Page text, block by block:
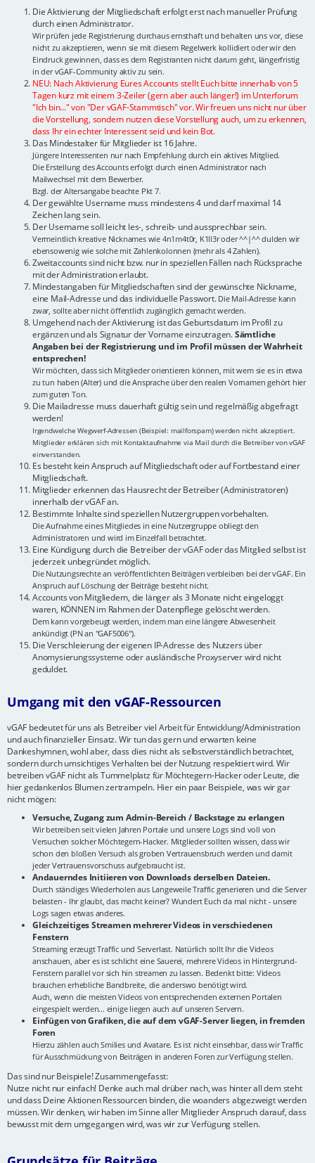
Die Aktivierung der Mitgliedschaft erfolgt erst nach manueller Prüfung
durch einen Administrator.
Wir prüfen jede Registrierung durchaus ernsthaft und behalten uns vor, diese
nicht zu akzeptieren, wenn sie mit diesem Regelwerk kollidiert oder wir den
Eindruck gewinnen, dass es dem Registranten nicht darum geht, längerfristig
in der vGAF-Community aktiv zu sein.
NEU: Nach Aktivierung Eures Accounts stellt Euch bitte innerhalb von 5
Tagen kurz mit einem 3-Zeiler (gern aber auch länger!) im Unterforum
"Ich bin..." von "Der vGAF-Stammtisch" vor. Wir freuen uns nicht nur über
die Vorstellung, sondern nutzen diese Vorstellung auch, um zu erkennen,
dass Ihr ein echter Interessent seid und kein Bot.
Das Mindestalter für Mitglieder ist 16 Jahre.
Jüngere Interessenten nur nach Empfehlung durch ein aktives Mitglied.
Die Erstellung des Accounts erfolgt durch einen Administrator nach
Mailwechsel mit dem Bewerber.
Bzgl. der Altersangabe beachte Pkt 7.
Der gewählte Username muss mindestens 4 und darf maximal 14
Zeichen lang sein.
Der Username soll leicht les-, schreib- und aussprechbar sein.
Vermeintlich kreative Nicknames wie 4n1m4t0r, K1ll3r oder ^^|^^ dulden wir
ebensowenig wie solche mit Zahlenkolonnen (mehr als 4 Zahlen).
Zweitaccounts sind nicht bzw. nur in speziellen Fällen nach Rücksprache
mit der Administration erlaubt.
Mindestangaben für Mitgliedschaften sind der gewünschte Nickname,
eine Mail-Adresse und das individuelle Passwort. Die Mail-Adresse kann
zwar, sollte aber nicht öffentlich zugänglich gemacht werden.
Umgehend nach der Aktivierung ist das Geburtsdatum im Profil zu
ergänzen und als Signatur der Vorname einzutragen.Sämtliche
Angaben bei der Registrierung und im Profil müssen der Wahrheit
entsprechen!
Wir möchten, dass sich Mitglieder orientieren können, mit wem sie es in etwa
zu tun haben (Alter) und die Ansprache über den realen Vornamen gehört hier
zum guten Ton.
Die Mailadresse muss dauerhaft gültig sein und regelmäßig abgefragt
werden!
Irgendwelche Wegwerf-Adressen (Beispiel: mailforspam) werden nicht akzeptiert.
Mitglieder erklären sich mit Kontaktaufnahme via Mail durch die Betreiber von vGAF
einverstanden.
Es besteht kein Anspruch auf Mitgliedschaft oder auf Fortbestand einer
Mitgliedschaft.
Mitglieder erkennen das Hausrecht der Betreiber (Administratoren)
innerhalb der vGAF an.
Bestimmte Inhalte sind speziellen Nutzergruppen vorbehalten.
Die Aufnahme eines Mitgliedes in eine Nutzergruppe obliegt den
Administratoren und wird im Einzelfall betrachtet.
Eine Kündigung durch die Betreiber der vGAF oder das Mitglied selbst ist
jederzeit unbegründet möglich.
Die Nutzungsrechte an veröffentlichten Beiträgen verbleiben bei der vGAF. Ein
Anspruch auf Löschung der Beiträge besteht nicht.
Accounts von Mitgliedern, die länger als 3 Monate nicht eingeloggt
waren, KÖNNEN im Rahmen der Datenpflege gelöscht werden.
Dem kann vorgebeugt werden, indem man eine längere Abwesenheit
ankündigt (PN an "GAF5006").
Die Verschleierung der eigenen IP-Adresse des Nutzers über
Anomysierungssysteme oder ausländische Proxyserver wird nicht
geduldet.
Umgang mit den vGAF-Ressourcen
vGAF bedeutet für uns als Betreiber viel Arbeit für Entwicklung/Administration
und auch finanzieller Einsatz. Wir tun das gern und erwarten keine
Dankeshymnen, wohl aber, dass dies nicht als selbstverständlich betrachtet,
sondern durch umsichtiges Verhalten bei der Nutzung respektiert wird. Wir
betreiben vGAF nicht als Tummelplatz für Möchtegern-Hacker oder Leute, die
hier gedankenlos Blumen zertrampeln. Hier ein paar Beispiele, was wir gar
nicht mögen:
Versuche, Zugang zum Admin-Bereich / Backstage zu erlangen
Wir betreiben seit vielen Jahren Portale und unsere Logs sind voll von
Versuchen solcher Möchtegern-Hacker. Mitglieder sollten wissen, dass wir
schon den bloßen Versuch als groben Vertrauensbruch werden und damit
jeder Vertrauensvorschuss aufgebraucht ist.
Andauerndes Initiieren von Downloads derselben Dateien.
Durch ständiges Wiederholen aus Langeweile Traffic generieren und die Server
belasten - Ihr glaubt, das macht keiner? Wundert Euch da mal nicht - unsere
Logs sagen etwas anderes.
Gleichzeitiges Streamen mehrerer Videos in verschiedenen
Fenstern
Streaming erzeugt Traffic und Serverlast. Natürlich sollt Ihr die Videos
anschauen, aber es ist schlicht eine Sauerei, mehrere Videos in Hintergrund-
Fenstern parallel vor sich hin streamen zu lassen. Bedenkt bitte: Videos
brauchen erhebliche Bandbreite, die anderswo benötigt wird.
Auch, wenn die meisten Videos von entsprechenden externen Portalen
eingespielt werden... einige liegen auch auf unseren Servern.
Einfügen von Grafiken, die auf dem vGAF-Server liegen, in fremden
Foren
Hierzu zählen auch Smilies und Avatare. Es ist nicht einsehbar, dass wir Traffic
für Ausschmückung von Beiträgen in anderen Foren zur Verfügung stellen.
Das sind nur Beispiele! Zusammengefasst:
Nutze nicht nur einfach! Denke auch mal drüber nach, was hinter all dem steht
und dass Deine Aktionen Ressourcen binden, die woanders abgezweigt werden
müssen. Wir denken, wir haben im Sinne aller Mitglieder Anspruch darauf, dass
bewusst mit dem umgegangen wird, was wir zur Verfügung stellen.